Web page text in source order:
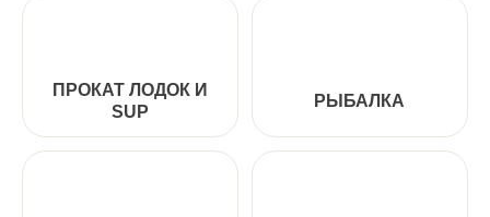
ПРОКАТ ЛОДОК И
SUP
РЫБАЛКА